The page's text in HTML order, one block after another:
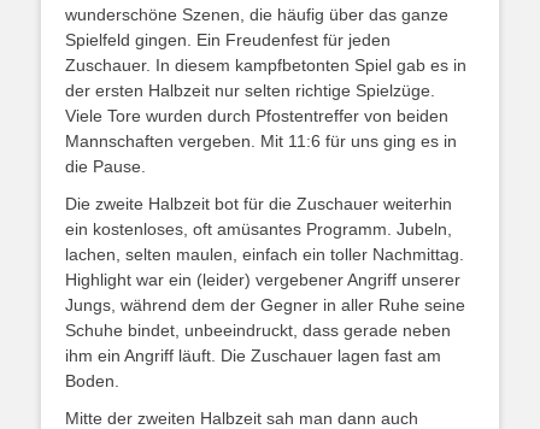
wunderschöne Szenen, die häufig über das ganze
Spielfeld gingen. Ein Freudenfest für jeden
Zuschauer. In diesem kampfbetonten Spiel gab es in
der ersten Halbzeit nur selten richtige Spielzüge.
Viele Tore wurden durch Pfostentreffer von beiden
Mannschaften vergeben. Mit 11:6 für uns ging es in
die Pause.
Die zweite Halbzeit bot für die Zuschauer weiterhin
ein kostenloses, oft amüsantes Programm. Jubeln,
lachen, selten maulen, einfach ein toller Nachmittag.
Highlight war ein (leider) vergebener Angriff unserer
Jungs, während dem der Gegner in aller Ruhe seine
Schuhe bindet, unbeeindruckt, dass gerade neben
ihm ein Angriff läuft. Die Zuschauer lagen fast am
Boden.
Mitte der zweiten Halbzeit sah man dann auch